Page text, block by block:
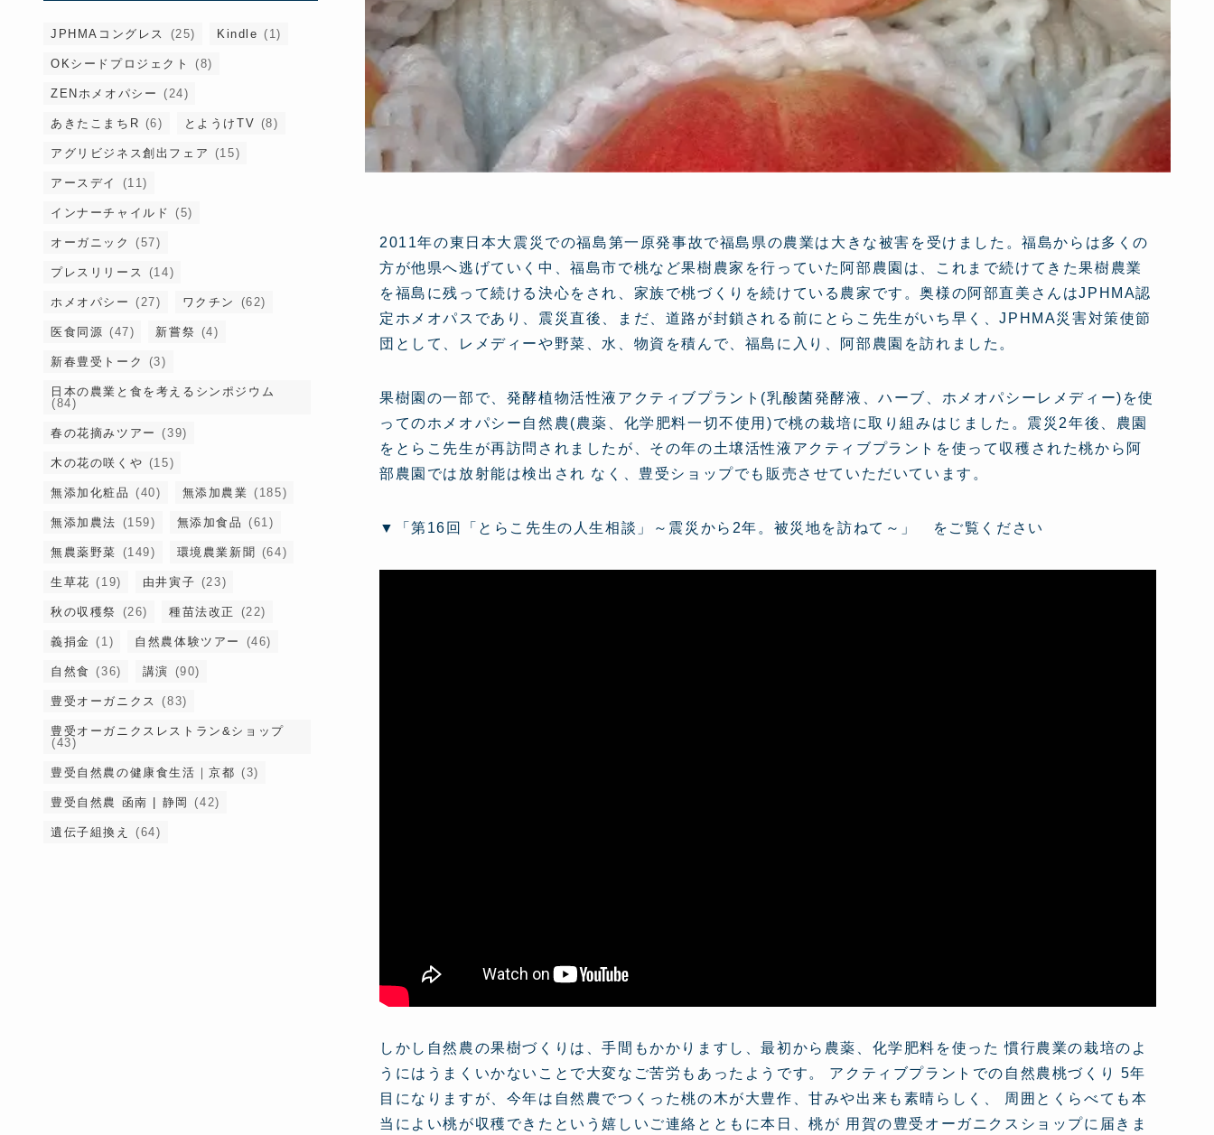
2011年の東日本大震災での福島第一原発事故で福島県の農業は大きな被害を受けました。福島からは多くの
方が他県へ逃げていく中、福島市で桃など果樹農家を行っていた阿部農園は、これまで続けてきた果樹農業
を福島に残って続ける決心をされ、家族で桃づくりを続けている農家です。奥様の阿部直美さんはJPHMA認
定ホメオパスであり、震災直後、まだ、道路が封鎖される前にとらこ先生がいち早く、JPHMA災害対策使節
団として、レメディーや野菜、水、物資を積んで、福島に入り、阿部農園を訪れました。
果樹園の一部で、発酵植物活性液アクティブプラント(乳酸菌発酵液、ハーブ、ホメオパシーレメディー)を使
ってのホメオパシー自然農(農薬、化学肥料一切不使用)で桃の栽培に取り組みはじました。震災2年後、農園
をとらこ先生が再訪問されましたが、その年の土壌活性液アクティブプラントを使って収穫された桃から阿
部農園では放射能は検出され なく、豊受ショップでも販売させていただいています。
▼「第16回「とらこ先生の人生相談」～震災から2年。被災地を訪ねて～」 をご覧ください
しかし自然農の果樹づくりは、手間もかかりますし、最初から農薬、化学肥料を使った 慣行農業の栽培のよ
うにはうまくいかないことで大変なご苦労もあったようです。 アクティブプラントでの自然農桃づくり 5年
目になりますが、今年は自然農でつくった桃の木が大豊作、甘みや出来も素晴らしく、 周囲とくらべても本
当によい桃が収穫できたという嬉しいご連絡とともに本日、桃が 用賀の豊受オーガニクスショップに届きま
JPHMAコングレス (25) Kindle (1)
OKシードプロジェクト (8)
ZENホメオパシー (24)
あきたこまちR (6) とようけTV (8)
アグリビジネス創出フェア (15)
アースデイ (11)
インナーチャイルド (5)
オーガニック (57)
プレスリリース (14)
ホメオパシー (27) ワクチン (62)
医食同源 (47) 新嘗祭 (4)
新春豊受トーク (3)
日本の農業と食を考えるシンポジウム
(84)
春の花摘みツアー (39)
木の花の咲くや (15)
無添加化粧品 (40) 無添加農業 (185)
無添加農法 (159) 無添加食品 (61)
無農薬野菜 (149) 環境農業新聞 (64)
生草花 (19) 由井寅子 (23)
秋の収穫祭 (26) 種苗法改正 (22)
義捐金 (1) 自然農体験ツアー (46)
自然食 (36) 講演 (90)
豊受オーガニクス (83)
豊受オーガニクスレストラン&ショップ
(43)
豊受自然農の健康食生活｜京都 (3)
豊受自然農 函南 | 静岡 (42)
遺伝子組換え (64)